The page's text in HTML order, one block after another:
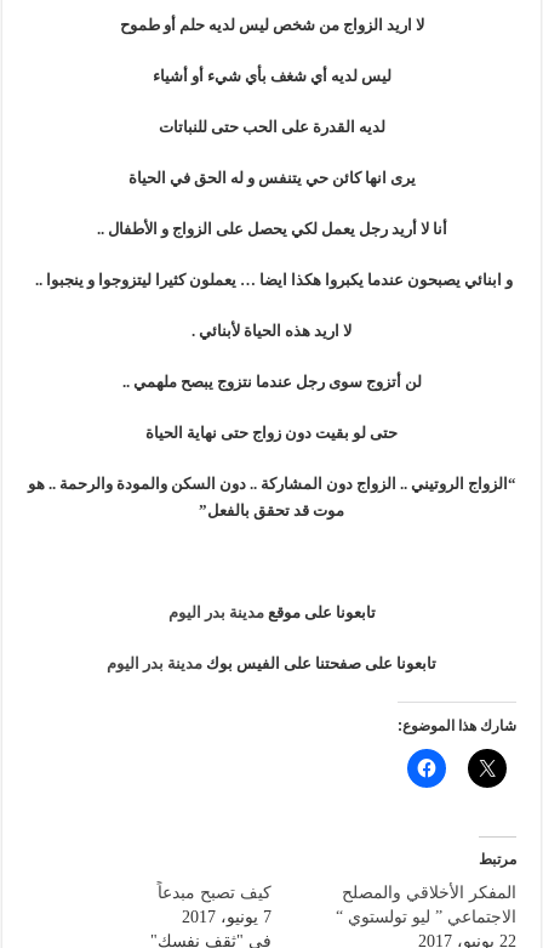
لا اريد الزواج من شخص ليس لديه حلم أو طموح
ليس لديه أي شغف بأي شيء أو أشياء
لديه القدرة على الحب حتى للنباتات
يرى انها كائن حي يتنفس و له الحق في الحياة
أنا لا أريد رجل يعمل لكي يحصل على الزواج و الأطفال ..
و ابنائي يصبحون عندما يكبروا هكذا ايضا … يعملون كثيرا ليتزوجوا و ينجبوا ..
لا اريد هذه الحياة لأبنائي .
لن أتزوج سوى رجل عندما نتزوج يبصح ملهمي ..
حتى لو بقيت دون زواج حتى نهاية الحياة
“الزواج الروتيني .. الزواج دون المشاركة .. دون السكن والمودة والرحمة .. هو
موت قد تحقق بالفعل”
تابعونا على موقع مدينة بدر اليوم
تابعونا على صفحتنا على الفيس بوك مدينة بدر اليوم
شارك هذا الموضوع:
مرتبط
المفكر الأخلاقي والمصلح
الاجتماعي ” ليو تولستوي “
22 يونيو، 2017
كيف تصبح مبدعاً
7 يونيو، 2017
في "ثقف نفسك"